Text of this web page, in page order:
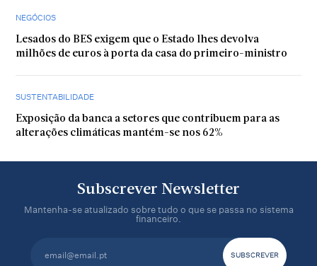
NEGÓCIOS
Lesados do BES exigem que o Estado lhes devolva
milhões de euros à porta da casa do primeiro-ministro
SUSTENTABILIDADE
Exposição da banca a setores que contribuem para as
alterações climáticas mantém-se nos 62%
Subscrever Newsletter
Mantenha-se atualizado sobre tudo o que se passa no sistema
financeiro.